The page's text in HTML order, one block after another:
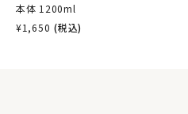
本体 1200ml
¥1,650 (税込)